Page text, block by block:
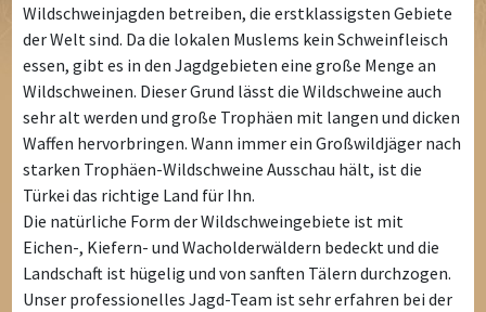
Wildschweinjagden betreiben, die erstklassigsten Gebiete
der Welt sind. Da die lokalen Muslems kein Schweinfleisch
essen, gibt es in den Jagdgebieten eine große Menge an
Wildschweinen. Dieser Grund lässt die Wildschweine auch
sehr alt werden und große Trophäen mit langen und dicken
Waffen hervorbringen. Wann immer ein Großwildjäger nach
starken Trophäen-Wildschweine Ausschau hält, ist die
Türkei das richtige Land für Ihn.
Die natürliche Form der Wildschweingebiete ist mit
Eichen-, Kiefern- und Wacholderwäldern bedeckt und die
Landschaft ist hügelig und von sanften Tälern durchzogen.
Unser professionelles Jagd-Team ist sehr erfahren bei der